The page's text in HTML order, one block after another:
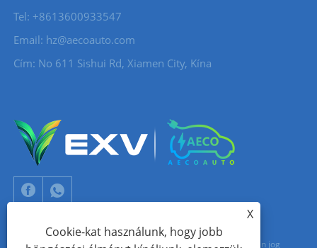
Tel: +8613600933547
Email: hz@aecoauto.com
Cím: No 611 Sishui Rd, Xiamen City, Kína
Copyright © 2024 Xiamen Aecoauto Technology Co., Ltd. Minden jog
X
Cookie-kat használunk, hogy jobb